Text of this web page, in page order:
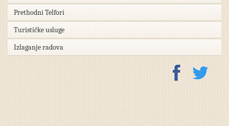
Prethodni Telfori
Turističke usluge
Izlaganje radova